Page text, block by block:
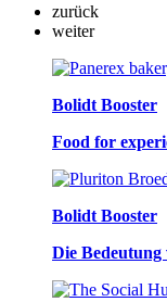
zurück
weiter
Bolidt Booster
Food for
Bolidt Booster
Die